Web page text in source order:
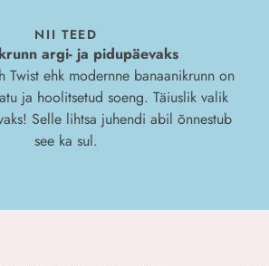
NII TEED
argi- ja pidupäevaks
Twist ehk modernne banaanikrunn on
ja hoolitsetud soeng. Täiuslik valik
Selle lihtsa juhendi abil õnnestub
see ka sul.